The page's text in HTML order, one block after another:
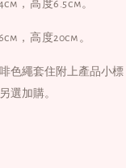
，高度6.5cm。
，高度20cm 。
色繩套住附上產品小
選加購。